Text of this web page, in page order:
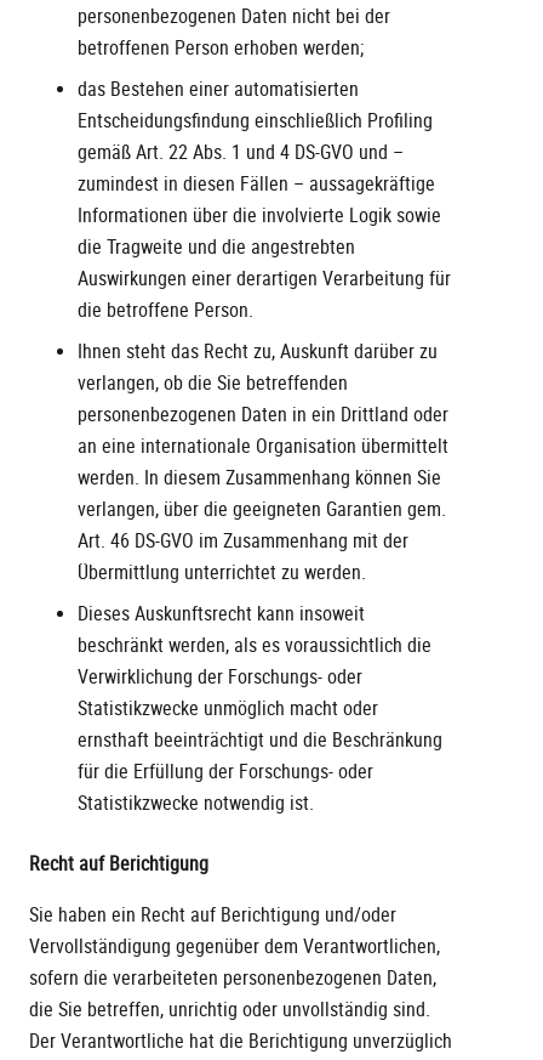
personenbezogenen Daten nicht bei der
betroffenen Person erhoben werden;
das Bestehen einer automatisierten
Entscheidungsfindung einschließlich Profiling
gemäß Art. 22 Abs. 1 und 4 DS-GVO und –
zumindest in diesen Fällen – aussagekräftige
Informationen über die involvierte Logik sowie
die Tragweite und die angestrebten
Auswirkungen einer derartigen Verarbeitung für
die betroffene Person.
Ihnen steht das Recht zu, Auskunft darüber zu
verlangen, ob die Sie betreffenden
personenbezogenen Daten in ein Drittland oder
an eine internationale Organisation übermittelt
werden. In diesem Zusammenhang können Sie
verlangen, über die geeigneten Garantien gem.
Art. 46 DS-GVO im Zusammenhang mit der
Übermittlung unterrichtet zu werden.
Dieses Auskunftsrecht kann insoweit
beschränkt werden, als es voraussichtlich die
Verwirklichung der Forschungs- oder
Statistikzwecke unmöglich macht oder
ernsthaft beeinträchtigt und die Beschränkung
für die Erfüllung der Forschungs- oder
Statistikzwecke notwendig ist.
Recht auf Berichtigung
Sie haben ein Recht auf Berichtigung und/oder
Vervollständigung gegenüber dem Verantwortlichen,
sofern die verarbeiteten personenbezogenen Daten,
die Sie betreffen, unrichtig oder unvollständig sind.
Der Verantwortliche hat die Berichtigung unverzüglich